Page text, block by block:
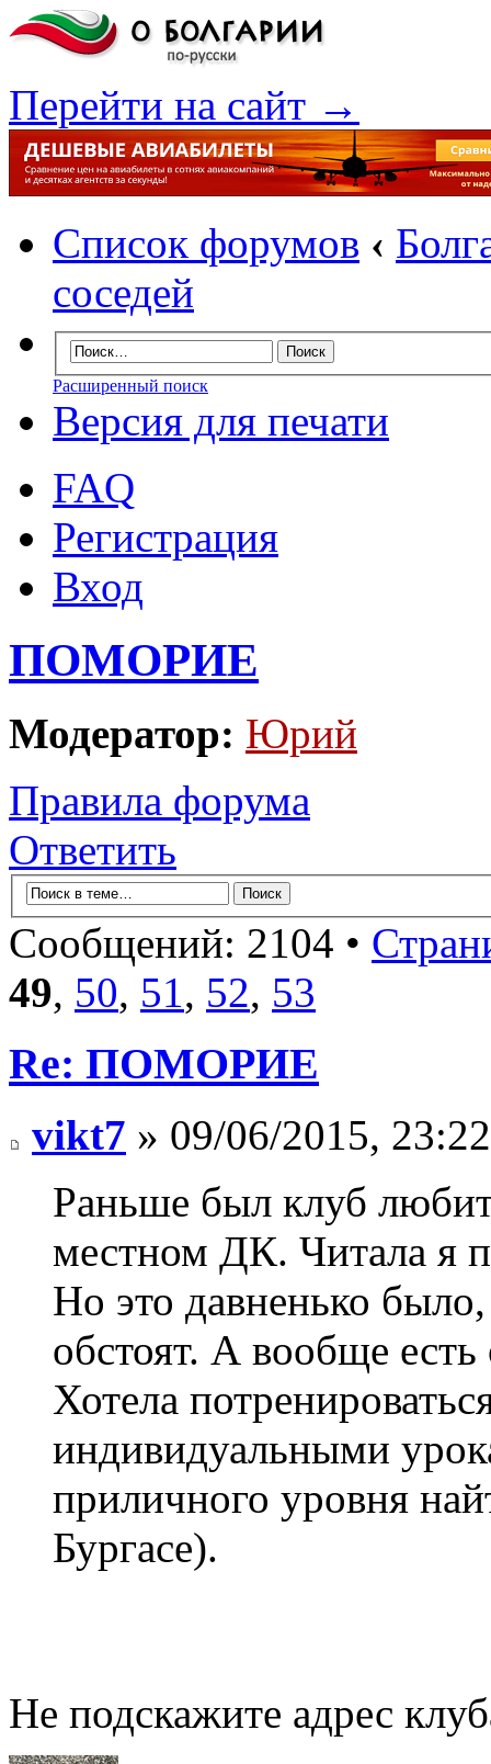
Перейти на сайт →
Список форумов ‹
соседей
Расширенный поиск
Версия для печати
FAQ
Регистрация
Вход
ПОМОРИЕ
Модератор: Юрий
Правила форума
Ответить
Сообщений: 2104 •
49, 50, 51, 52, 53
Re: ПОМОРИЕ
vikt7 » 09/06/2015, 23:22
Раньше был клуб
местном ДК. Читала я
Но это давненько
обстоят. А вообще
Хотела
индивидуальными
приличного уровня
Бургасе).
Не подскажите адрес